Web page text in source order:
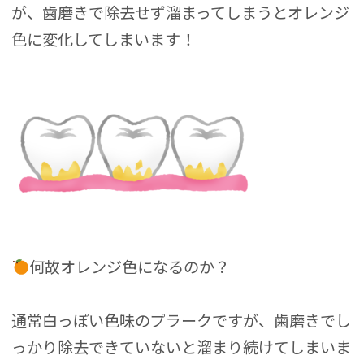
が、歯磨きで除去せず溜まってしまうとオレンジ
色に変化してしまいます！
何故オレンジ色になるのか？
通常白っぽい色味のプラークですが、歯磨きでし
っかり除去できていないと溜まり続けてしまいま